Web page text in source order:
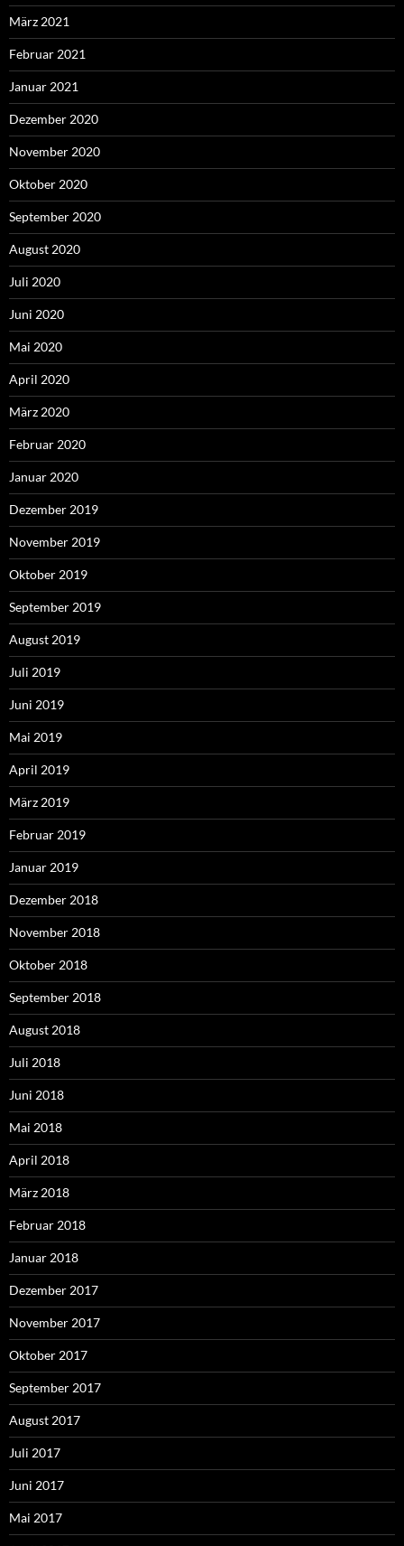
März 2021
Februar 2021
Januar 2021
Dezember 2020
November 2020
Oktober 2020
September 2020
August 2020
Juli 2020
Juni 2020
Mai 2020
April 2020
März 2020
Februar 2020
Januar 2020
Dezember 2019
November 2019
Oktober 2019
September 2019
August 2019
Juli 2019
Juni 2019
Mai 2019
April 2019
März 2019
Februar 2019
Januar 2019
Dezember 2018
November 2018
Oktober 2018
September 2018
August 2018
Juli 2018
Juni 2018
Mai 2018
April 2018
März 2018
Februar 2018
Januar 2018
Dezember 2017
November 2017
Oktober 2017
September 2017
August 2017
Juli 2017
Juni 2017
Mai 2017